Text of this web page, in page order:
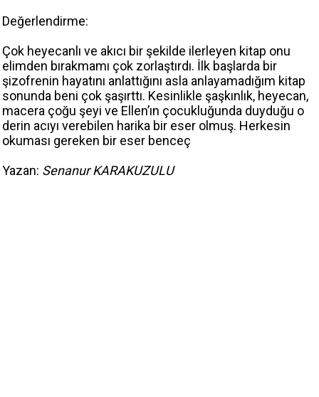
Değerlendirme:
Çok heyecanlı ve akıcı bir şekilde ilerleyen kitap onu
elimden bırakmamı çok zorlaştırdı. İlk başlarda bir
şizofrenin hayatını anlattığını asla anlayamadığım kitap
sonunda beni çok şaşırttı. Kesinlikle şaşkınlık, heyecan,
macera çoğu şeyi ve Ellen’ın çocukluğunda duyduğu o
derin acıyı verebilen harika bir eser olmuş. Herkesin
okuması gereken bir eser benceç
Yazan: Senanur KARAKUZULU